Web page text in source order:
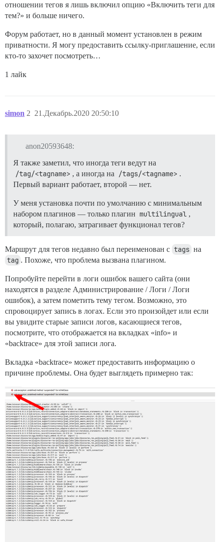
отношении тегов я лишь включил опцию «Включить теги для
тем?» и больше ничего.
Форум работает, но в данный момент установлен в режим
приватности. Я могу предоставить ссылку-приглашение, если
кто-то захочет посмотреть…
1 лайк
simon 21.Декабрь.2020 20:50:10
2
anon20593648:
Я также заметил, что иногда теги ведут на
/tag/<tagname> , а иногда на /tags/<tagname> .
Первый вариант работает, второй — нет.
У меня установка почти по умолчанию с минимальным
набором плагинов — только плагин multilingual ,
который, полагаю, затрагивает функционал тегов?
Маршрут для тегов недавно был переименован с tags на
tag . Похоже, что проблема вызвана плагином.
Попробуйте перейти в логи ошибок вашего сайта (они
находятся в разделе Администрирование / Логи / Логи
ошибок), а затем пометить тему тегом. Возможно, это
спровоцирует запись в логах. Если это произойдет или если
вы увидите старые записи логов, касающиеся тегов,
посмотрите, что отображается на вкладках «info» и
«backtrace» для этой записи лога.
Вкладка «backtrace» может предоставить информацию о
причине проблемы. Она будет выглядеть примерно так: